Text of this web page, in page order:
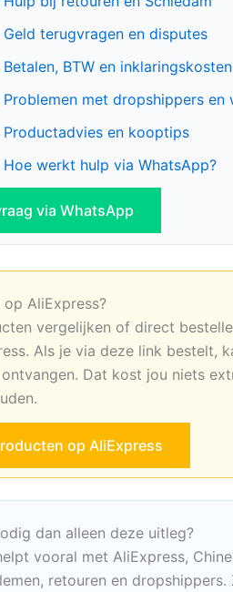
Geld terugvragen en disputes
Betalen, BTW en inklaringskosten
Problemen met dropshippers en
Productadvies en kooptips
Hoe werkt hulp via WhatsApp?
via WhatsApp
AliExpress?
vergelijken of direct
Als je via deze link bestelt,
Dat kost jou niets
op AliExpress
dan alleen deze uitleg?
vooral met AliExpress,
retouren en